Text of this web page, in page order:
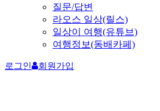
질문/답변
라오스 일상(릴스)
일상이 여행(유튜브)
여행정보(동배카페)
로그인 회원가입